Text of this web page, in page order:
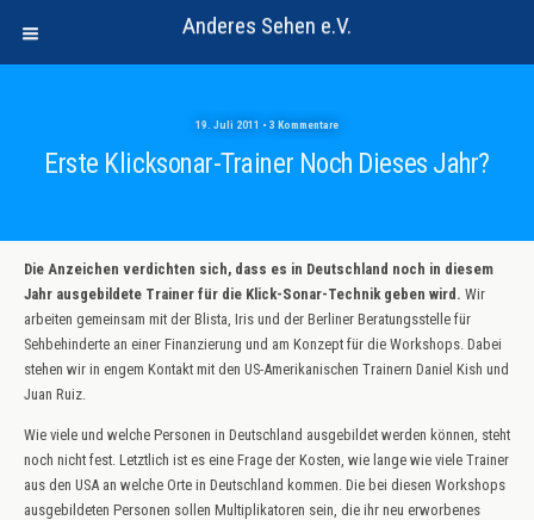
Anderes Sehen e.V.
19. Juli 2011 • 3 Kommentare
Erste Klicksonar-Trainer Noch Dieses Jahr?
Die Anzeichen verdichten sich, dass es in Deutschland noch in diesem
Jahr ausgebildete Trainer für die Klick-Sonar-Technik geben wird. Wir
arbeiten gemeinsam mit der Blista, Iris und der Berliner Beratungsstelle für
Sehbehinderte an einer Finanzierung und am Konzept für die Workshops. Dabei
stehen wir in engem Kontakt mit den US-Amerikanischen Trainern Daniel Kish und
Juan Ruiz.
Wie viele und welche Personen in Deutschland ausgebildet werden können, steht
noch nicht fest. Letztlich ist es eine Frage der Kosten, wie lange wie viele Trainer
aus den USA an welche Orte in Deutschland kommen. Die bei diesen Workshops
ausgebildeten Personen sollen Multiplikatoren sein, die ihr neu erworbenes